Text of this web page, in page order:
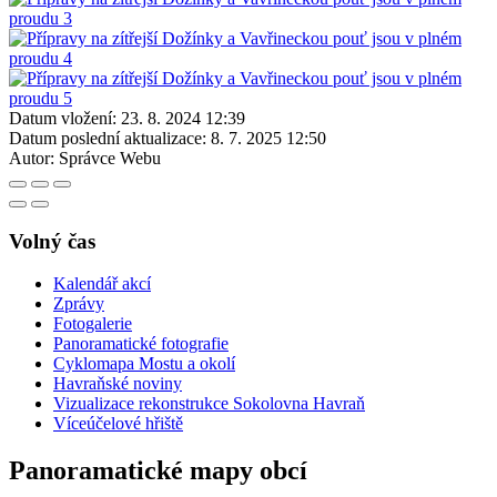
Datum vložení: 23. 8. 2024 12:39
Datum poslední aktualizace: 8. 7. 2025 12:50
Autor: Správce Webu
Volný čas
Kalendář akcí
Zprávy
Fotogalerie
Panoramatické fotografie
Cyklomapa Mostu a okolí
Havraňské noviny
Vizualizace rekonstrukce Sokolovna Havraň
Víceúčelové hřiště
Panoramatické mapy obcí